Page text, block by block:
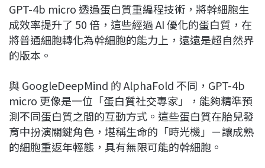
GPT-4b micro 透過蛋白質重編程技術，將幹細胞生
成效率提升了 50 倍，這些經過 AI 優化的蛋白質，在
將普通細胞轉化為幹細胞的能力上，遠遠是超自然界
的版本。
與 GoogleDeepMind 的 AlphaFold 不同，GPT-4b
micro 更像是一位「蛋白質社交專家」，能夠精準預
測不同蛋白質之間的互動方式。這些蛋白質在胎兒發
育中扮演關鍵角色，堪稱生命的「時光機」－讓成熟
的細胞重返年輕態，具有無限可能的幹細胞。